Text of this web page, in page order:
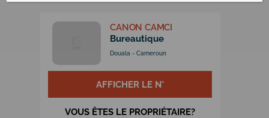
CANON CAMCI
Bureautique
Douala - Cameroun
AFFICHER LE N°
VOUS ÊTES LE PROPRIÉTAIRE?